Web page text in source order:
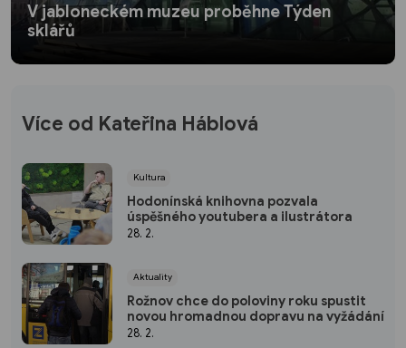
V jabloneckém muzeu proběhne Týden
sklářů
Více od Kateřina Háblová
Kultura
Hodonínská knihovna pozvala
úspěšného youtubera a ilustrátora
28. 2.
Aktuality
Rožnov chce do poloviny roku spustit
novou hromadnou dopravu na vyžádání
28. 2.